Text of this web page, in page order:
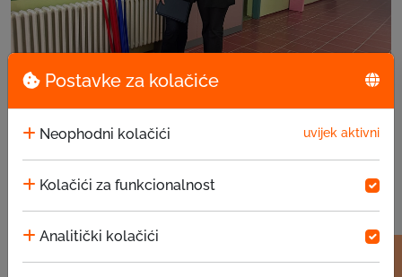
Postavke za kolačiće
Neophodni kolačići uvijek aktivni
Kolačići za funkcionalnost
Analitički kolačići
EKI donacija u JU za predškolsko vaspitanje i ...
15.07.2026